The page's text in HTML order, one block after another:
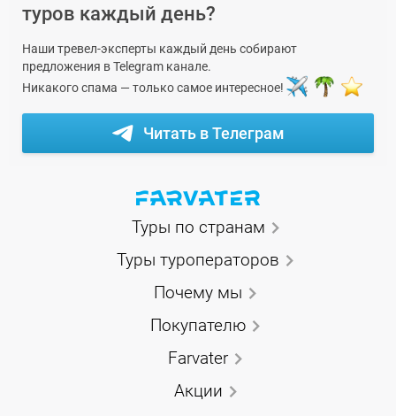
туров каждый день?
Наши тревел-эксперты каждый день собирают
предложения в Telegram канале.
Никакого спама — только самое интересное!
Читать в Телеграм
Туры по странам
Туры туроператоров
Почему мы
Покупателю
Farvater
Акции